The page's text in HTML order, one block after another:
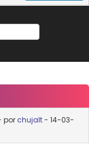
por chujalt- 14-03-